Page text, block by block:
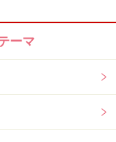
あわせてご覧くだ
法による実践に起因
えで、正しい方法で
ーマ